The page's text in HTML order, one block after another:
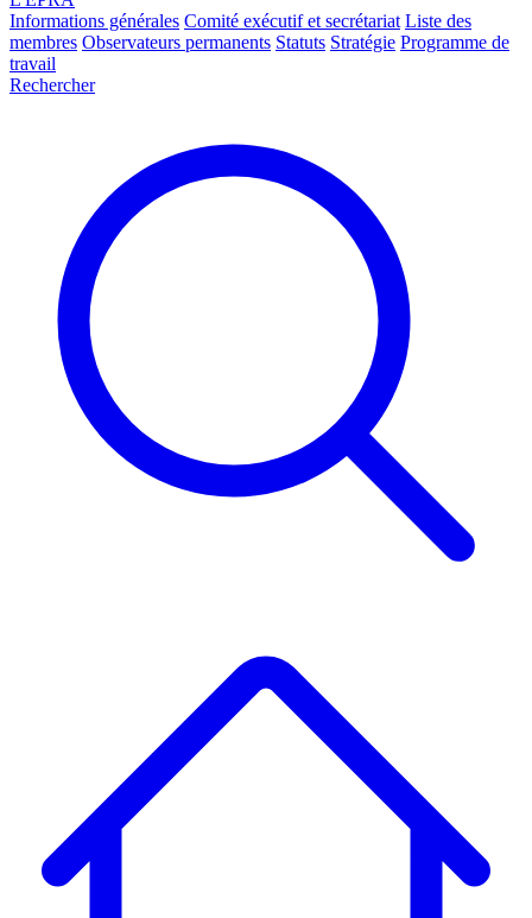
Informations générales Comité exécutif et secrétariat Liste des
membres Observateurs permanents Statuts Stratégie Programme de
travail
Rechercher